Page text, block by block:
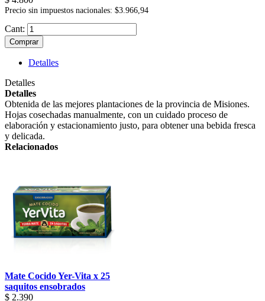
Precio sin impuestos nacionales: $3.966,94
Cant:
Comprar
Detalles
Detalles
Detalles
Obtenida de las mejores plantaciones de la provincia de Misiones.
Hojas cosechadas manualmente, con un cuidado proceso de
elaboración y estacionamiento justo, para obtener una bebida fresca
y delicada.
Relacionados
Mate Cocido Yer-Vita x 25
saquitos ensobrados
$ 2.390